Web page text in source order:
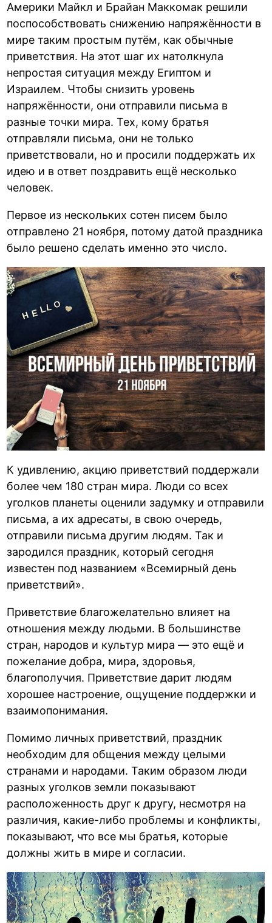
Америки Майкл и Брайан Маккомак решили
поспособствовать снижению напряжённости в
мире таким простым путём, как обычные
приветствия. На этот шаг их натолкнула
непростая ситуация между Египтом и
Израилем. Чтобы снизить уровень
напряжённости, они отправили письма в
разные точки мира. Тех, кому братья
отправляли письма, они не только
приветствовали, но и просили поддержать их
идею и в ответ поздравить ещё несколько
человек.
Первое из нескольких сотен писем было
отправлено 21 ноября, потому датой праздника
было решено сделать именно это число.
К удивлению, акцию приветствий поддержали
более чем 180 стран мира. Люди со всех
уголков планеты оценили задумку и отправили
письма, а их адресаты, в свою очередь,
отправили письма другим людям. Так и
зародился праздник, который сегодня
известен под названием «Всемирный день
приветствий».
Приветствие благожелательно влияет на
отношения между людьми. В большинстве
стран, народов и культур мира — это ещё и
пожелание добра, мира, здоровья,
благополучия. Приветствие дарит людям
хорошее настроение, ощущение поддержки и
взаимопонимания.
Помимо личных приветствий, праздник
необходим для общения между целыми
странами и народами. Таким образом люди
разных уголков земли показывают
расположенность друг к другу, несмотря на
различия, какие-либо проблемы и конфликты,
показывают, что все мы братья, которые
должны жить в мире и согласии.